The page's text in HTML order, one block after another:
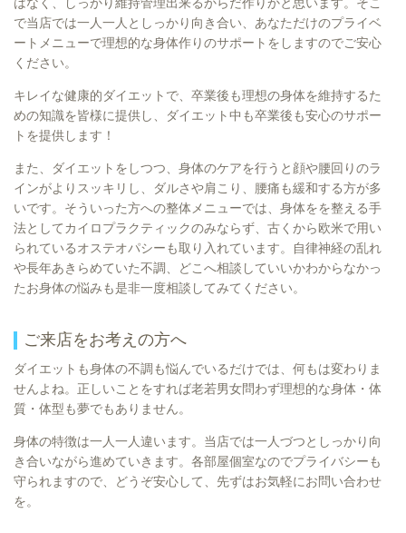
で当店では一人一人としっかり向き合い、あなただけのプライベ
ートメニューで理想的な身体作りのサポートをしますのでご安心
ください。
キレイな健康的ダイエットで、卒業後も理想の身体を維持するた
めの知識を皆様に提供し、ダイエット中も卒業後も安心のサポー
トを提供します！
また、ダイエットをしつつ、身体のケアを行うと顔や腰回りのラ
インがよりスッキリし、ダルさや肩こり、腰痛も緩和する方が多
いです。そういった方への整体メニューでは、身体をを整える手
法としてカイロプラクティックのみならず、古くから欧米で用い
られているオステオパシーも取り入れています。自律神経の乱れ
や長年あきらめていた不調、どこへ相談していいかわからなかっ
たお身体の悩みも是非一度相談してみてください。
ご来店をお考えの方へ
ダイエットも身体の不調も悩んでいるだけでは、何もは変わりま
せんよね。正しいことをすれば老若男女問わず理想的な身体・体
質・体型も夢でもありません。
身体の特徴は一人一人違います。当店では一人づつとしっかり向
き合いながら進めていきます。各部屋個室なのでプライバシーも
守られますので、どうぞ安心して、先ずはお気軽にお問い合わせ
を。